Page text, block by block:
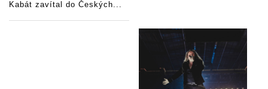
Kabát zavítal do Českých...